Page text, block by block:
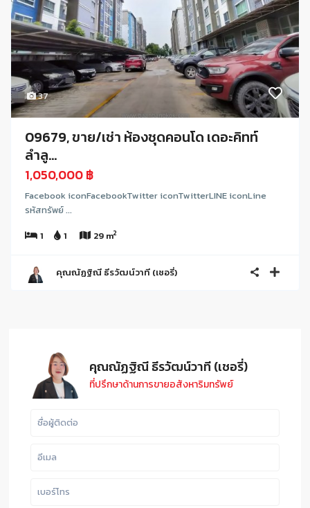
37
09679, ขาย/เช่า ห้องชุดคอนโด เดอะคิทท์
ลำลู...
1,050,000 ฿
Facebook iconFacebookTwitter iconTwitterLINE iconLine
รหัสทรัพย์ ...
1
1 29 m2
คุณณัฏฐิณี ธีรวัฒน์วาที (เชอรี่)
คุณณัฏฐิณี ธีรวัฒน์วาที (เชอรี่)
ที่ปรึกษาด้านการขายอสังหาริมทรัพย์